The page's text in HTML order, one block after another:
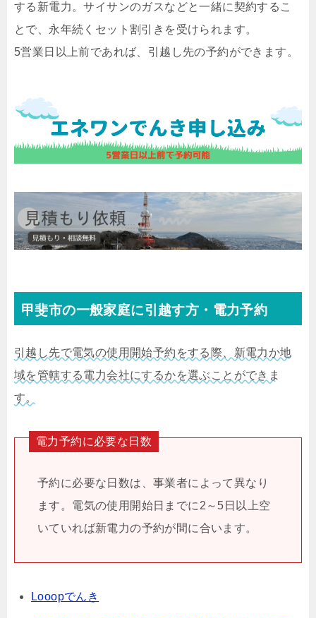
する新電力。サイサンのガスなどと一緒に契約するこ
とで、永年続くセット割引きを受けられます。
5営業日以上前であれば、引越し先の予約ができます。
甲斐市の一般家庭に引越す方・電力予約
引越し先で電気の使用開始予約をする際、新電力か地
域を管轄する電力会社にするかを選ぶことができま
す。
電力予約に必要な日数
予約に必要な日数は、事業者によって異なり
ます。電気の使用開始日までに2～5日以上空
いていれば新電力の予約が間に合います。
Looopでんき